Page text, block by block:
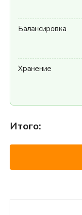
Балансировка
Хранение
Итого: